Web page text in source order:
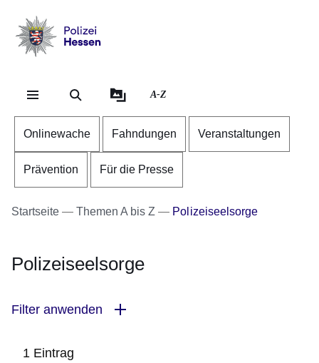
Hessen
A-Z
Onlinewache Fahndungen Veranstaltungen
Prävention Für die Presse
Startseite Themen A bis Z Polizeiseelsorge
Polizeiseelsorge
Filter anwenden
1 Eintrag